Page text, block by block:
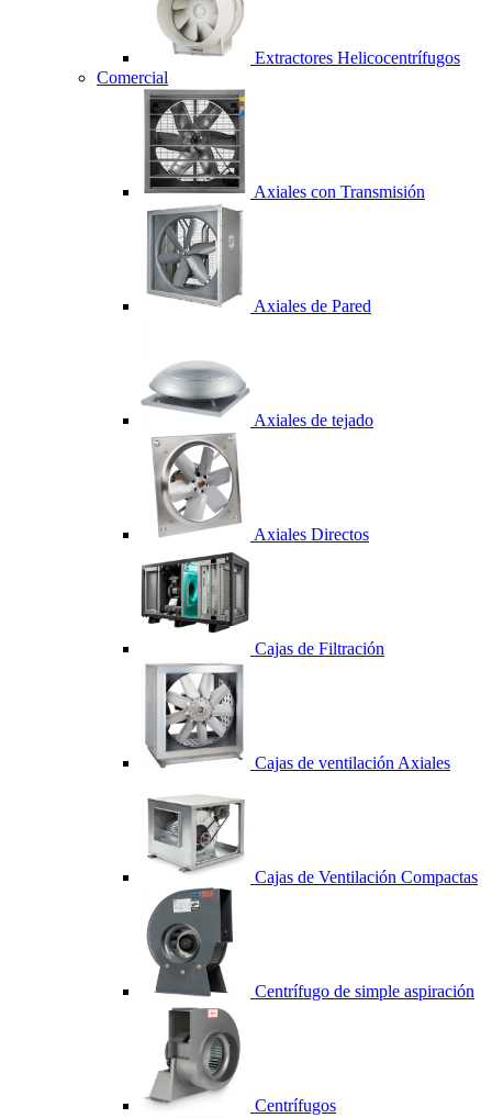
Extractores Helicocentrífugos
Comercial
Axiales con Transmisión
Axiales de Pared
Axiales de tejado
Axiales Directos
Cajas de Filtración
Cajas de ventilación Axiales
Cajas de Ventilación Compactas
Centrífugo de simple aspiración
Centrífugos